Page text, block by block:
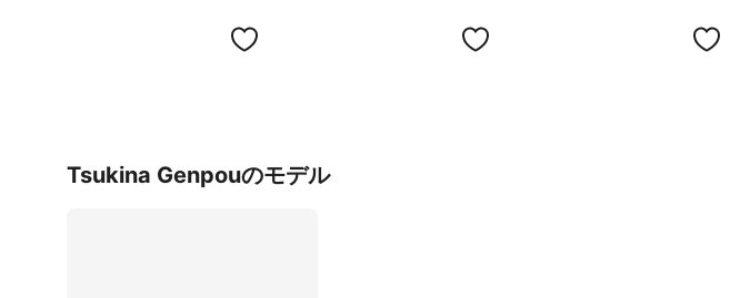
Tsukina Genpouのモデル